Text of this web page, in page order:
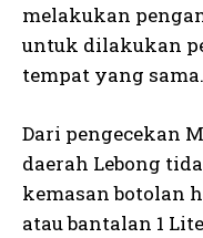
melakukan
untuk dilakukan
tempat yang sama.
Dari pengecekan
daerah Lebong
kemasan botolan
atau bantalan 1